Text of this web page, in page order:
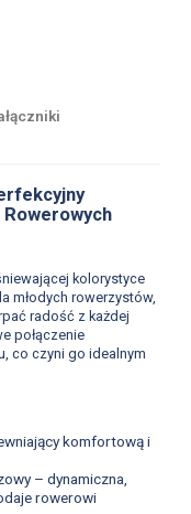
kolorystyce
młodych rowerzystów,
radość z każdej
połączenie
co czyni go idealnym
komfortową i
– dynamiczna,
rowerowi